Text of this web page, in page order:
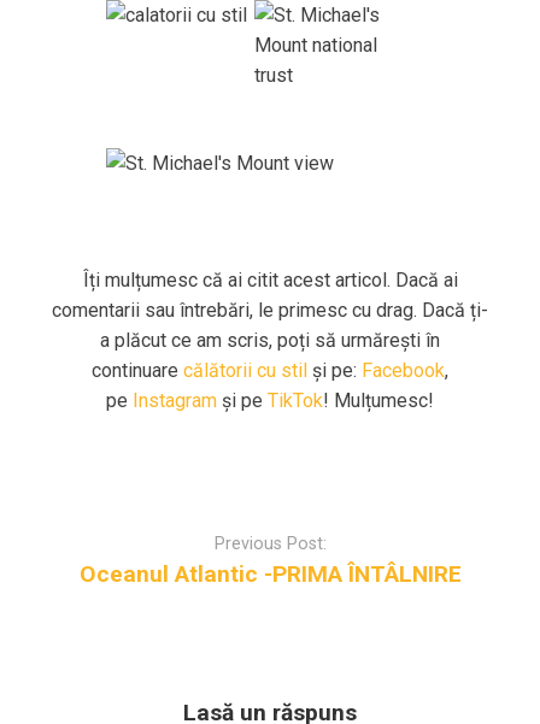
Îți mulțumesc că ai citit acest articol. Dacă ai
comentarii sau întrebări, le primesc cu drag. Dacă ți-
a plăcut ce am scris, poți să urmărești în
continuare călătorii cu stil și pe: Facebook,
pe Instagram și pe TikTok! Mulțumesc!
Previous Post:
Oceanul Atlantic -PRIMA ÎNTÂLNIRE
Lasă un răspuns